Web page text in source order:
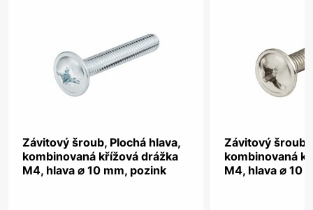
Závitový šroub, Plochá hlava,
kombinovaná křížová drážka
M4, hlava ⌀ 10 mm, pozink
Závitový šroub,
kombinovaná
M4, hlava ⌀ 10